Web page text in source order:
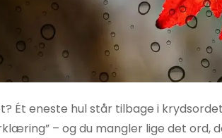
Ét eneste hul står tilbage i
– og du mangler lige det ord,